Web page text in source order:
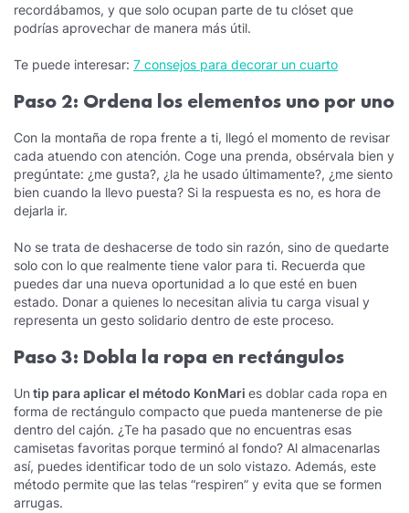
recordábamos, y que solo ocupan parte de tu clóset que
podrías aprovechar de manera más útil.
Te puede interesar: 7 consejos para decorar un cuarto
Paso 2: Ordena los elementos uno por uno
Con la montaña de ropa frente a ti, llegó el momento de revisar
cada atuendo con atención. Coge una prenda, obsérvala bien y
pregúntate: ¿me gusta?, ¿la he usado últimamente?, ¿me siento
bien cuando la llevo puesta? Si la respuesta es no, es hora de
dejarla ir.
No se trata de deshacerse de todo sin razón, sino de quedarte
solo con lo que realmente tiene valor para ti. Recuerda que
puedes dar una nueva oportunidad a lo que esté en buen
estado. Donar a quienes lo necesitan alivia tu carga visual y
representa un gesto solidario dentro de este proceso.
Paso 3: Dobla la ropa en rectángulos
Un tip para aplicar el método KonMari es doblar cada ropa en
forma de rectángulo compacto que pueda mantenerse de pie
dentro del cajón. ¿Te ha pasado que no encuentras esas
camisetas favoritas porque terminó al fondo? Al almacenarlas
así, puedes identificar todo de un solo vistazo. Además, este
método permite que las telas “respiren” y evita que se formen
arrugas.